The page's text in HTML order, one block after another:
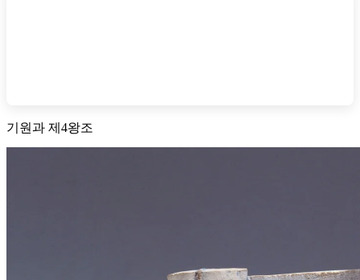
기원과 제4왕조